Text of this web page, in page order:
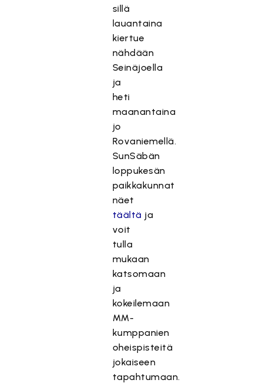
sillä
lauantaina
kiertue
nähdään
Seinäjoella
ja
heti
maanantaina
jo
Rovaniemellä.
SunSäbän
loppukesän
paikkakunnat
näet
täältä ja
voit
tulla
mukaan
katsomaan
ja
kokeilemaan
MM-
kumppanien
oheispisteitä
jokaiseen
tapahtumaan.